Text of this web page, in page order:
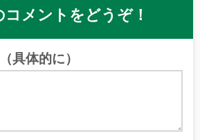
メントをどうぞ！
具体的に）